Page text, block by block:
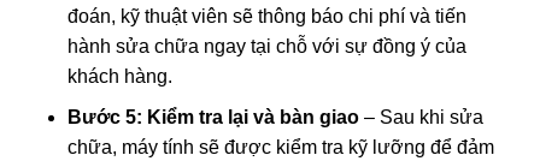
đoán, kỹ thuật viên sẽ thông báo chi phí và tiến
hành sửa chữa ngay tại chỗ với sự đồng ý của
khách hàng.
Bước 5: Kiểm tra lại và bàn giao– Sau khi sửa
chữa, máy tính sẽ được kiểm tra kỹ lưỡng để đảm